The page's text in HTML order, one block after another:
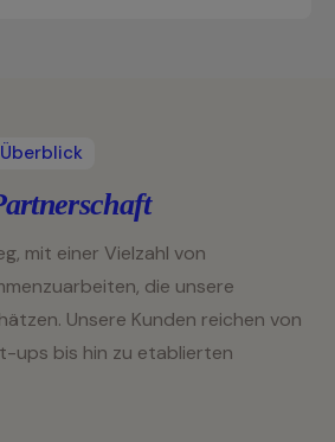
mit einer Vielzahl von
die unsere
Unsere Kunden reichen von
ups bis hin zu etablierten